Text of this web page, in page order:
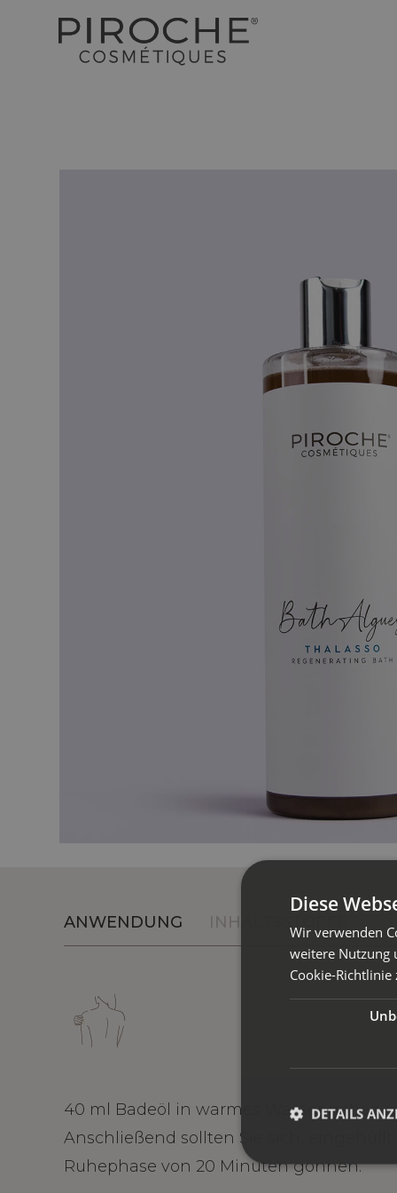
ANWENDUNG INHALTSSTOFFE
40 ml Badeöl in warmes Wasser geben
Anschließend sollten Sie sich,
Ruhephase von 20 Minuten gönnen.
Diese
Wir verwenden
weitere Nutzung
Cookie-Richtlinie
DETAILS